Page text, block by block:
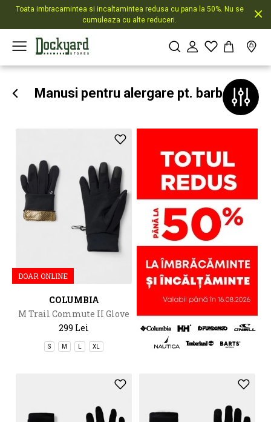
Toata imbracamintea si incaltamintea redusa cu pana la 50%. Nu se
cumuleaza cu alte reduceri.
Manusi pentru alergare pt. barbati
DOAR ONLINE
COLUMBIA
M Trail Commute II Glove
299 Lei
S M XL